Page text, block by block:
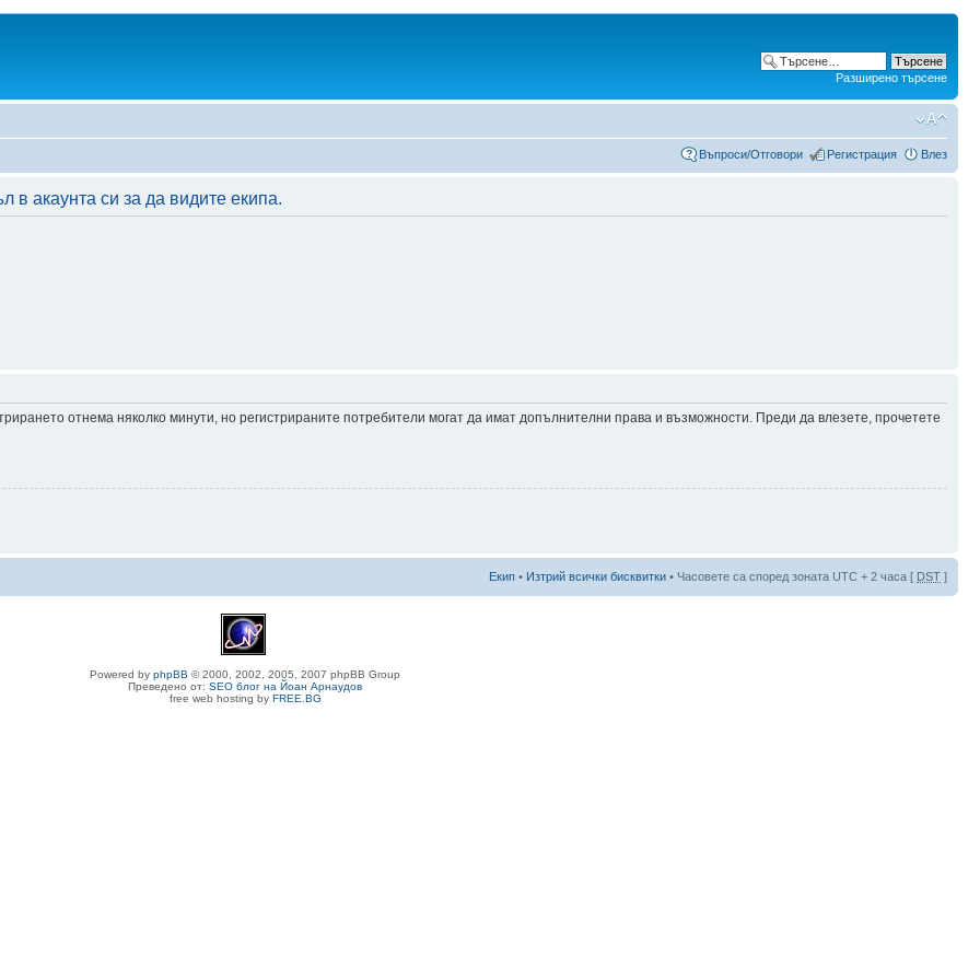
Разширено търсене
Въпроси/Отговори Регистрация Влез
в акаунта си за да видите екипа.
отнема няколко минути, но регистрираните потребители могат да имат допълнителни права и възможности. Преди да влезете, прочетете
Екип • Изтрий всички бисквитки • Часовете са според зоната UTC + 2 часа [ DST ]
Powered by phpBB © 2000, 2002, 2005, 2007 phpBB Group
Преведено от: SEO блог на Йоан Арнаудов
free web hosting by FREE.BG